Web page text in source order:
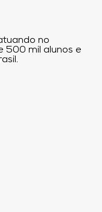
no
500 mil alunos e